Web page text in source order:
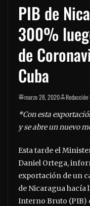
PIB de
300%
de
Cuba
marzo 28, 2020
*Con esta
y se abre un nuevo
Esta tarde el
Daniel Ortega,
exportación de un
de Nicaragua hacía
Interno Bruto (PIB)